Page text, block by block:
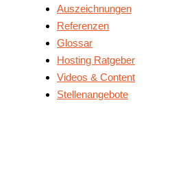
Auszeichnungen
Referenzen
Glossar
Hosting Ratgeber
Videos & Content
Stellenangebote